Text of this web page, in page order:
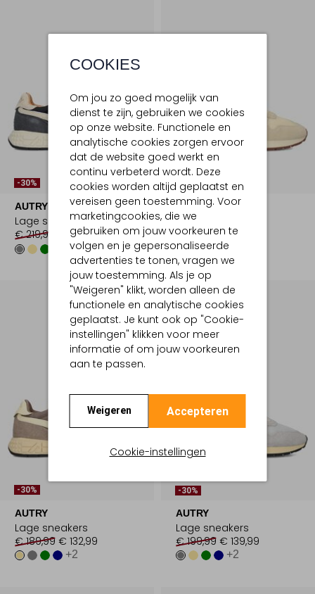
COOKIES
Om jou zo goed mogelijk van
dienst te zijn, gebruiken we cookies
op onze website. Functionele en
analytische cookies zorgen ervoor
dat de website goed werkt en
continu verbeterd wordt. Deze
cookies worden altijd geplaatst en
vereisen geen toestemming. Voor
marketingcookies, die we
gebruiken om jouw voorkeuren te
volgen en je gepersonaliseerde
advertenties te tonen, vragen we
jouw toestemming. Als je op
"Weigeren" klikt, worden alleen de
functionele en analytische cookies
geplaatst. Je kunt ook op "Cookie-
instellingen" klikken voor meer
informatie of om jouw voorkeuren
aan te passen.
Weigeren Accepteren
Cookie-instellingen
-30%
AUTRY
Lage sneakers
€ 219,99
€ 153,99
+2
-30%
AUTRY
Lage sneakers
€ 219,99 € 153,99
+2
-30%
AUTRY
Lage sneakers
€ 189,99 € 132,99
+2
-30%
AUTRY
Lage sneakers
€ 199,99 € 139,99
+2